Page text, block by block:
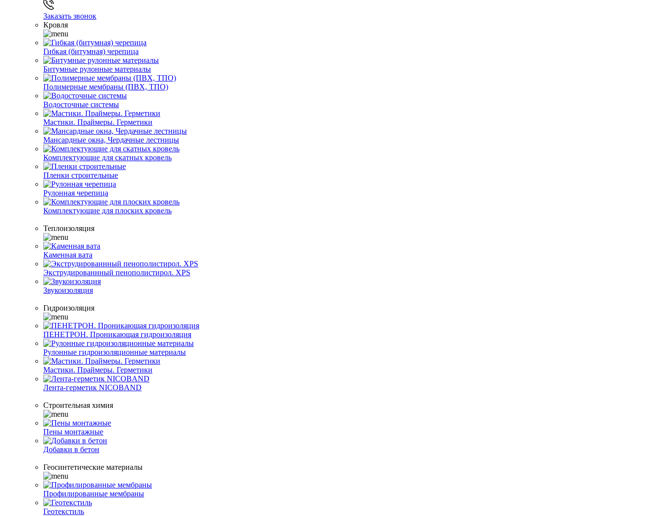
Заказать звонок
Кровля
Гибкая (битумная) черепица
Битумные рулонные материалы
Полимерные мембраны (ПВХ, ТПО)
Водосточные системы
Мастики. Праймеры. Герметики
Мансардные окна, Чердачные лестницы
Комплектующие для скатных кровель
Пленки строительные
Рулонная черепица
Комплектующие для плоских кровель
Теплоизоляция
Каменная вата
Экструдированнный пенополистирол. XPS
Звукоизоляция
Гидроизоляция
ПЕНЕТРОН. Проникающая гидроизоляция
Рулонные гидроизоляционные материалы
Мастики. Праймеры. Герметики
Лента-герметик NICOBAND
Строительная химия
Пены монтажные
Добавки в бетон
Геосинтетические материалы
Профилированные мембраны
Геотекстиль